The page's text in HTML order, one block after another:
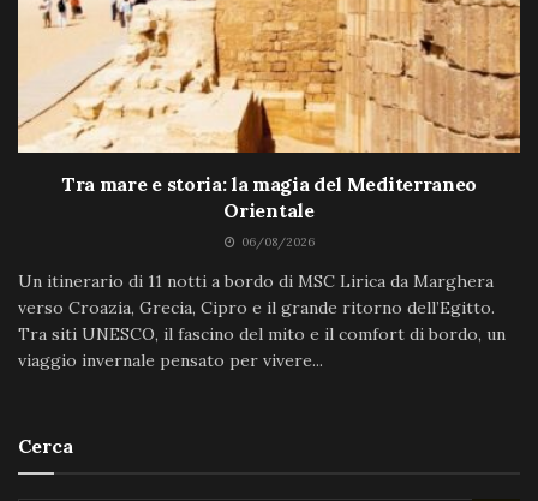
Tra mare e storia: la magia del Mediterraneo
Orientale
06/08/2026
Un itinerario di 11 notti a bordo di MSC Lirica da Marghera
verso Croazia, Grecia, Cipro e il grande ritorno dell’Egitto.
Tra siti UNESCO, il fascino del mito e il comfort di bordo, un
viaggio invernale pensato per vivere...
Cerca